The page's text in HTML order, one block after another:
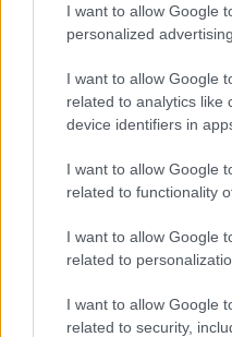
I want to allow Google
personalized advertising.
I want to allow Google
related to analytics like
device identifiers in
I want to allow Google
related to functionality
I want to allow Google
related to
I want to allow Google
related to security,
Λαμπρός εσπερινός στον